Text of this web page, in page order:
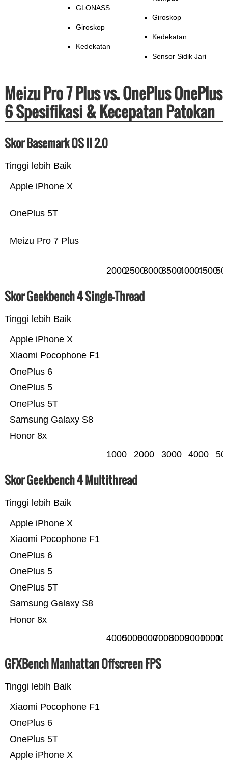
GLONASS
Giroskop
Kedekatan
Giroskop
Kedekatan
Sensor Sidik Jari
Meizu Pro 7 Plus vs. OnePlus OnePlus
6 Spesifikasi & Kecepatan Patokan
Skor Basemark OS II 2.0
Tinggi lebih Baik
Meizu Pro 7 Plus
OnePlus 5T
Apple iPhone X
200025003000350040004500
Skor Geekbench 4 Single-Thread
Tinggi lebih Baik
Honor 8x
Samsung Galaxy S8
OnePlus 5T
OnePlus 5
OnePlus 6
Xiaomi Pocophone F1
Apple iPhone X
1000 2000 3000 4000
Skor Geekbench 4 Multithread
Tinggi lebih Baik
Honor 8x
Samsung Galaxy S8
OnePlus 5T
OnePlus 5
OnePlus 6
Xiaomi Pocophone F1
Apple iPhone X
40005000600070008000900010000
GFXBench Manhattan Offscreen FPS
Tinggi lebih Baik
Apple iPhone X
OnePlus 5T
OnePlus 6
Xiaomi Pocophone F1